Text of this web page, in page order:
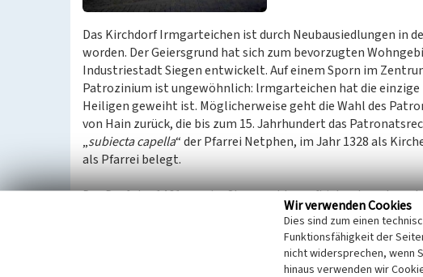
Das Kirchdorf Irmgarteichen ist durch Neubausiedlungen in
worden. Der Geiersgrund hat sich zum bevorzugten
Industriestadt Siegen entwickelt. Auf einem Sporn im
Patrozinium ist ungewöhnlich: lrmgarteichen hat die
Heiligen geweiht ist. Möglicherweise geht die Wahl des
von Hain zurück, die bis zum 15. Jahrhundert das
„subiecta capella“ der Pfarrei Netphen, im Jahr 1328 als
als Pfarrei belegt.
Das Dorf, das 1461 nur vier Steuerzahler aufbieten konnte,
zu sein. Die Herren von Hain, die in lrmgarteichen begütert
Pächter und Hörigen als Eigenkirche errichtet. Der älteste
der ersten Hälfte des 13. Jahrhunderts und weist wehrhaften
ansehnliches Renaissancegrabmal für die Ritter Johann
Wir verwenden Cookies
Dies sind zum einen
Funktionsfähigkeit der
nicht widersprechen, wenn
hinaus verwenden wir